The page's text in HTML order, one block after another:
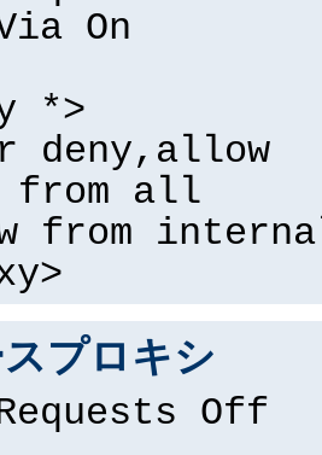
On
*>
deny,allow
from all
from
プロキシ
Off